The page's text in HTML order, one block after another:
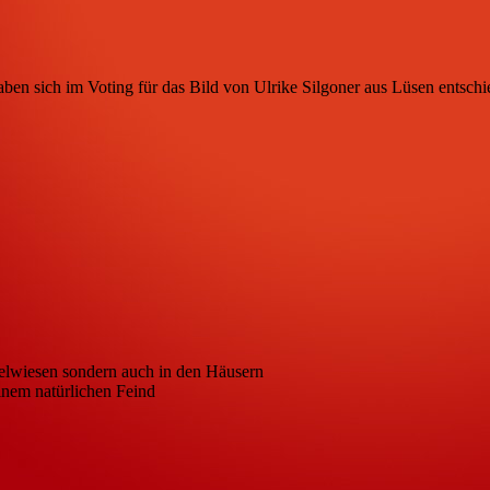
sich im Voting für das Bild von Ulrike Silgoner aus Lüsen
sondern auch in den Häusern
natürlichen Feind